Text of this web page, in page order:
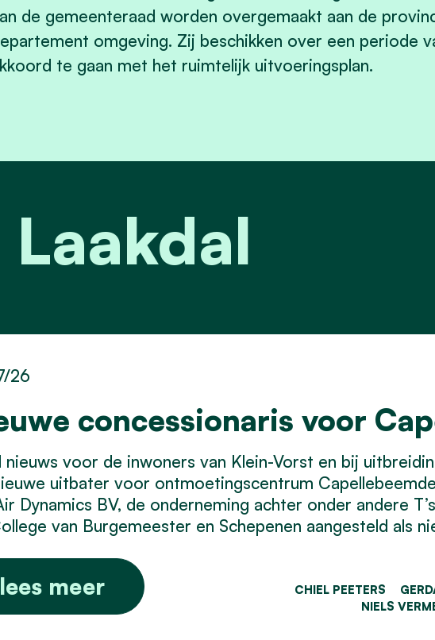
de gemeenteraad worden overgemaakt aan de
omgeving. Zij beschikken over een periode
te gaan met het ruimtelijk uitvoeringsplan.
concessionaris voor
26
nieuws voor de inwoners van Klein-Vorst en bij
uitbater voor ontmoetingscentrum
Dynamics BV, de onderneming achter onder andere
van Burgemeester en Schepenen aangesteld als
lees meer CHIEL PEETERS
NIELS